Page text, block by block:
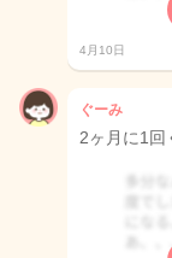
4月10日
ぐーみ
2ヶ月に1回